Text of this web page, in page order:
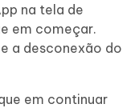
na tela de
em começar.
a desconexão do
em continuar